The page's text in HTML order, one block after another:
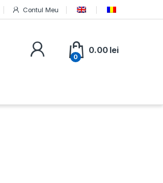
Contul Meu
0
0.00 lei